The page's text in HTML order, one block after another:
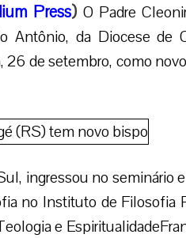
Press) O Padre
Antônio, da Diocese de
de setembro, como
ingressou no seminário
no Instituto de Filosofia
e